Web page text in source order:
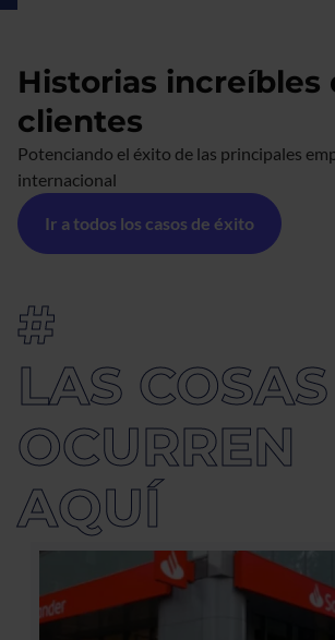
Historias increíbles
clientes
Potenciando el éxito de las principales
internacional
Ir a todos los casos de éxito
#
LAS COSAS
OCURREN
AQUÍ